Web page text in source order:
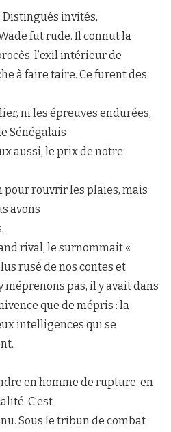
Distingués invités,
fut rude. Il connut la
l’exil intérieur de
à faire taire. Ce furent des
ni les épreuves endurées,
Sénégalais
aussi, le prix de notre
pour rouvrir les plaies, mais
avons
rival, le surnommait «
rusé de nos contes et
méprenons pas, il y avait dans
que de mépris : la
intelligences qui se
en homme de rupture, en
C’est
Sous le tribun de combat